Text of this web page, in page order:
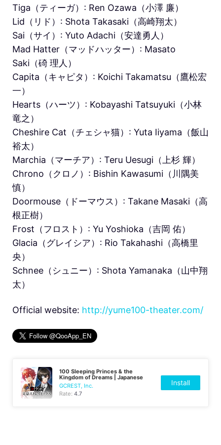
Tiga（ティーガ）: Ren Ozawa（小澤 廉）
Lid（リド）: Shota Takasaki（高崎翔太）
Sai（サイ）: Yuto Adachi（安達勇人）
Mad Hatter（マッドハッター）: Masato
Saki（碕 理人）
Capita（キャピタ）: Koichi Takamatsu（鷹松宏
一）
Hearts（ハーツ）: Kobayashi Tatsuyuki（小林
竜之）
Cheshire Cat（チェシャ猫）: Yuta Iiyama（飯山
裕太）
Marchia（マーチア）: Teru Uesugi（上杉 輝）
Chrono（クロノ）: Bishin Kawasumi（川隅美
慎）
Doormouse（ドーマウス）: Takane Masaki（高
根正樹）
Frost（フロスト）: Yu Yoshioka（吉岡 佑）
Glacia（グレイシア）: Rio Takahashi（高橋里
央）
Schnee（シュニー）: Shota Yamanaka（山中翔
太）
Official website: http://yume100-theater.com/
100 Sleeping Princes & the
Kingdom of Dreams | Japanese
GCREST, Inc.
Rate:4.7
Install